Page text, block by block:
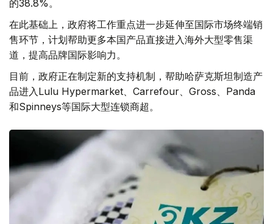
的38.8%。
在此基础上，政府将工作重点进一步延伸至国际市场终端销
售环节，计划帮助更多本国产品直接进入海外大型零售渠
道，提高品牌国际影响力。
目前，政府正在制定新的支持机制，帮助哈萨克斯坦制造产
品进入Lulu Hypermarket、Carrefour、Gross、Panda
和Spinneys等国际大型连锁商超。